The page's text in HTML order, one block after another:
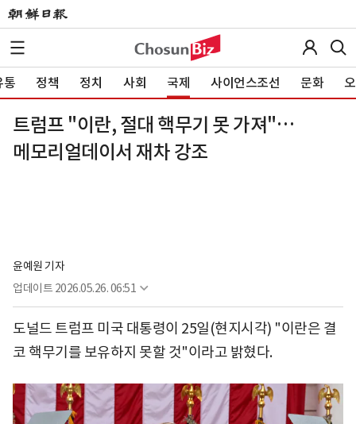
통 정책 정치 사회 국제 사이언스조선 문화
트럼프 "이란, 절대 핵무기 못 가져"…
메모리얼데이서 재차 강조
윤예원 기자
업데이트 2026.05.26. 06:51
도널드 트럼프 미국 대통령이 25일(현지시각) "이란은 결
코 핵무기를 보유하지 못할 것"이라고 밝혔다.